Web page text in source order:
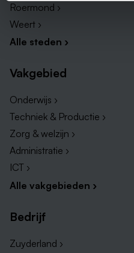
Roermond ›
Weert ›
Alle steden ›
Vakgebied
Onderwijs ›
Techniek & Productie ›
Zorg & welzijn ›
Administratie ›
ICT ›
Alle vakgebieden ›
Bedrijf
Zuyderland ›